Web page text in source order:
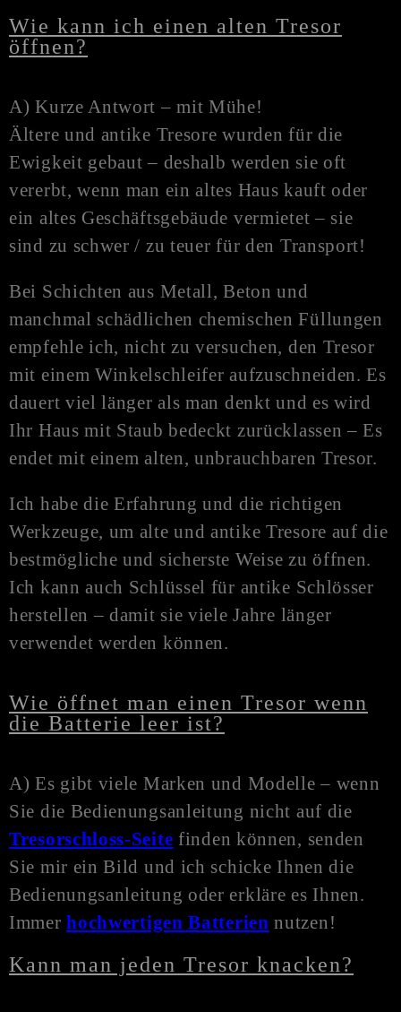
Wie kann ich einen alten Tresor
öffnen?
A) Kurze Antwort – mit Mühe!
Ältere und antike Tresore wurden für die
Ewigkeit gebaut – deshalb werden sie oft
vererbt, wenn man ein altes Haus kauft oder
ein altes Geschäftsgebäude vermietet – sie
sind zu schwer / zu teuer für den Transport!
Bei Schichten aus Metall, Beton und
manchmal schädlichen chemischen Füllungen
empfehle ich, nicht zu versuchen, den Tresor
mit einem Winkelschleifer aufzuschneiden. Es
dauert viel länger als man denkt und es wird
Ihr Haus mit Staub bedeckt zurücklassen – Es
endet mit einem alten, unbrauchbaren Tresor.
Ich habe die Erfahrung und die richtigen
Werkzeuge, um alte und antike Tresore auf die
bestmögliche und sicherste Weise zu öffnen.
Ich kann auch Schlüssel für antike Schlösser
herstellen – damit sie viele Jahre länger
verwendet werden können.
Wie öffnet man einen Tresor wenn
die Batterie leer ist?
A) Es gibt viele Marken und Modelle – wenn
Sie die Bedienungsanleitung nicht auf die
Tresorschloss-Seite finden können, senden
Sie mir ein Bild und ich schicke Ihnen die
Bedienungsanleitung oder erkläre es Ihnen.
Immerhochwertigen Batterien nutzen!
Kann man jeden Tresor knacken?